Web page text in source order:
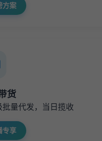
方案
货
批量代发，当日揽收
专享